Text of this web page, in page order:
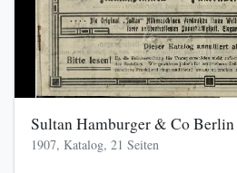
Sultan Hamburger & Co
1907, Katalog, 21 Seiten